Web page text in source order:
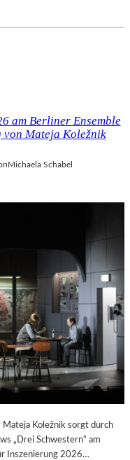
am Berliner Ensemble
Mateja Koležnik
Michaela Schabel
Koležnik sorgt durch
„Drei Schwestern“ am
Inszenierung 2026…